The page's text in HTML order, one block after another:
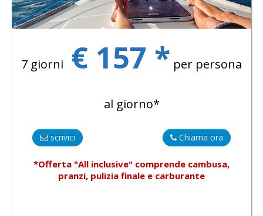
7 giorni € 157 * per persona
al giorno*
Chiama ora
scrivici
*Offerta "All inclusive" comprende cambusa,
pranzi, pulizia finale e carburante